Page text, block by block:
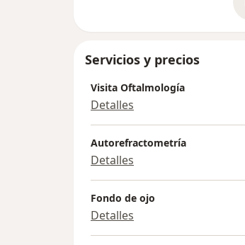
Servicios y precios
Visita Oftalmología
Detalles
Autorefractometría
Detalles
Fondo de ojo
Detalles